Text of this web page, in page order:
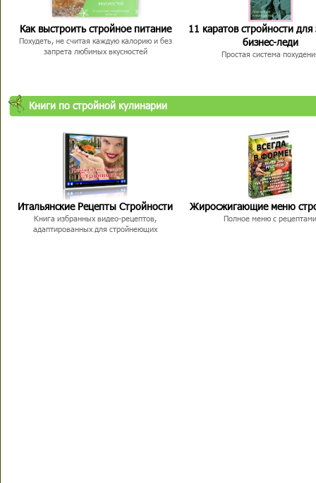
Как выстроить стройное питание
Похудеть, не считая каждую калорию и без
запрета любимых вкусностей
11 каратов стройности для
бизнес-леди
Простая система
Книги по стройной кулинарии
Итальянские Рецепты Стройности
Книга избранных видео-рецептов,
адаптированных для стройнеющих
Жиросжигающие меню
Полное меню с рецептами